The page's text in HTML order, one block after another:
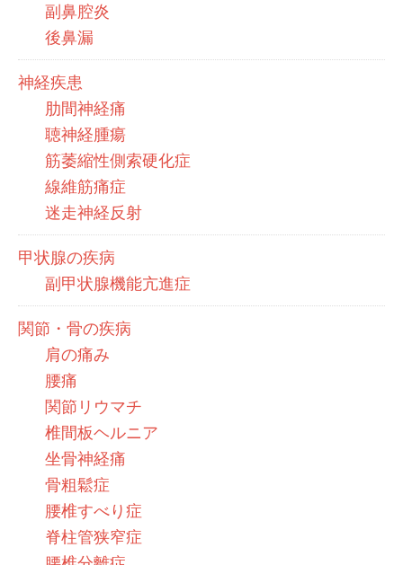
副鼻腔炎
後鼻漏
神経疾患
肋間神経痛
聴神経腫瘍
筋萎縮性側索硬化症
線維筋痛症
迷走神経反射
甲状腺の疾病
副甲状腺機能亢進症
関節・骨の疾病
肩の痛み
腰痛
関節リウマチ
椎間板ヘルニア
坐骨神経痛
骨粗鬆症
腰椎すべり症
脊柱管狭窄症